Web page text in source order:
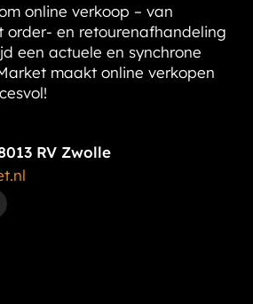
online verkoop – van
order- en retourenafhandeling
een actuele en synchrone
maakt online verkopen
RV Zwolle